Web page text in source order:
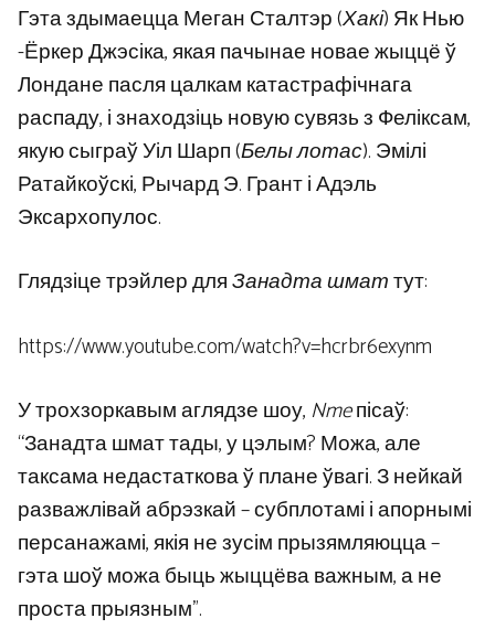
Гэта здымаецца Меган Сталтэр (Хакі) Як Нью
-Ёркер Джэсіка, якая пачынае новае жыццё ў
Лондане пасля цалкам катастрафічнага
распаду, і знаходзіць новую сувязь з Феліксам,
якую сыграў Уіл Шарп (Белы лотас). Эмілі
Ратайкоўскі, Рычард Э. Грант і Адэль
Эксархопулос.
Глядзіце трэйлер дляЗанадта шматтут:
https://www.youtube.com/watch?v=hcrbr6exynm
У трохзоркавым аглядзе шоу, Nmeпісаў:
“Занадта шмат тады, у цэлым? Можа, але
таксама недастаткова ў плане ўвагі. З нейкай
разважлівай абрэзкай – субплотамі і апорнымі
персанажамі, якія не зусім прызямляюцца –
гэта шоў можа быць жыццёва важным, а не
проста прыязным”.